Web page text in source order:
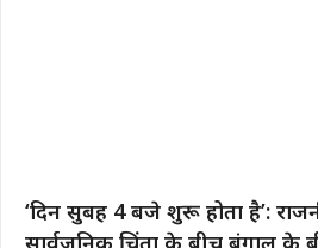
‘दिन सुबह 4 बजे शुरू होता है’:
सार्वजनिक चिंता के बीच बंगाल के